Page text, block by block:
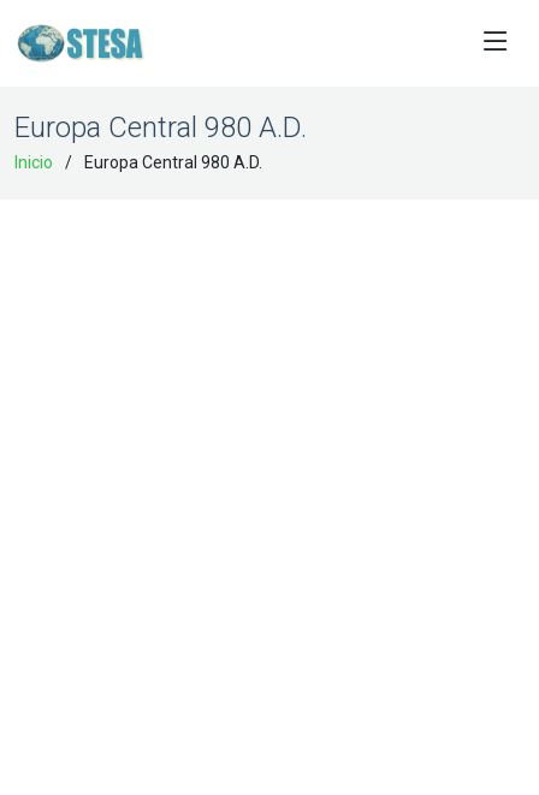
Europa Central 980 A.D.
Inicio Europa Central 980 A.D.